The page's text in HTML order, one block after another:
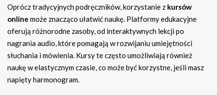
Oprócz tradycyjnych podręczników, korzystanie z kursów
online może znacząco ułatwić naukę. Platformy edukacyjne
oferują różnorodne zasoby, od interaktywnych lekcji po
nagrania audio, które pomagają w rozwijaniu umiejętności
słuchania i mówienia. Kursy te często umożliwiają również
naukę w elastycznym czasie, co może być korzystne, jeśli masz
napięty harmonogram.